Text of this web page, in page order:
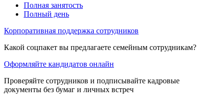
Полная занятость
Полный день
Корпоративная поддержка сотрудников
Какой соцпакет вы предлагаете семейным сотрудникам?
Оформляйте кандидатов онлайн
Проверяйте сотрудников и подписывайте кадровые
документы без бумаг и личных встреч